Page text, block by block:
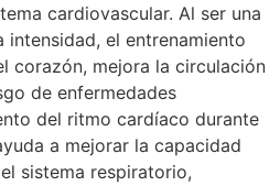
cardiovascular. Al ser una
el entrenamiento
corazón, mejora la circulación
de enfermedades
del ritmo cardíaco durante
a mejorar la capacidad
sistema respiratorio,